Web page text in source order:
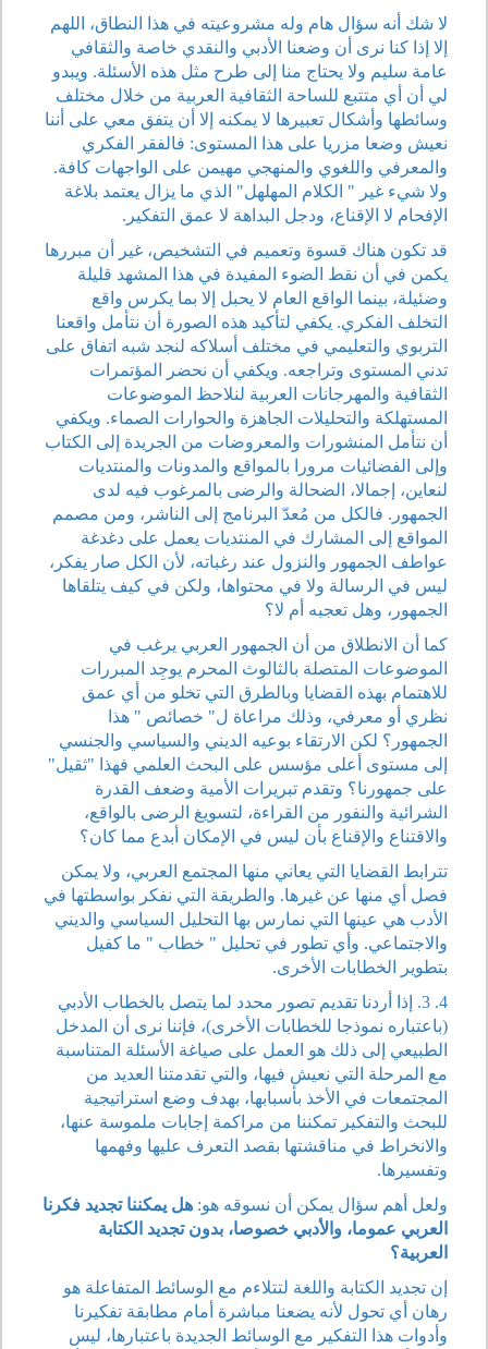
لا شك أنه سؤال هام وله مشروعيته في هذا النطاق، اللهم
إلا إذا كنا نرى أن وضعنا الأدبي والنقدي خاصة والثقافي
عامة سليم ولا يحتاج منا إلى طرح مثل هذه الأسئلة. ويبدو
لي أن أي متتبع للساحة الثقافية العربية من خلال مختلف
وسائطها وأشكال تعبيرها لا يمكنه إلا أن يتفق معي على أننا
نعيش وضعا مزريا على هذا المستوى: فالفقر الفكري
والمعرفي واللغوي والمنهجي مهيمن على الواجهات كافة.
ولا شيء غير " الكلام المهلهل" الذي ما يزال يعتمد بلاغة
الإفحام لا الإقناع، ودجل البداهة لا عمق التفكير.
قد تكون هناك قسوة وتعميم في التشخيص، غير أن مبررها
يكمن في أن نقط الضوء المفيدة في هذا المشهد قليلة
وضئيلة، بينما الواقع العام لا يحبل إلا بما يكرس واقع
التخلف الفكري. يكفي لتأكيد هذه الصورة أن نتأمل واقعنا
التربوي والتعليمي في مختلف أسلاكه لنجد شبه اتفاق على
تدني المستوى وتراجعه. ويكفي أن نحضر المؤتمرات
الثقافية والمهرجانات العربية لنلاحظ الموضوعات
المستهلكة والتحليلات الجاهزة والحوارات الصماء. ويكفي
أن نتأمل المنشورات والمعروضات من الجريدة إلى الكتاب
وإلى الفضائيات مرورا بالمواقع والمدونات والمنتديات
لنعاين، إجمالا، الضحالة والرضى بالمرغوب فيه لدى
الجمهور. فالكل من مُعدّ البرنامج إلى الناشر، ومن مصمم
المواقع إلى المشارك في المنتديات يعمل على دغدغة
عواطف الجمهور والنزول عند رغباته، لأن الكل صار يفكر،
ليس في الرسالة ولا في محتواها، ولكن في كيف يتلقاها
الجمهور، وهل تعجبه أم لا؟
كما أن الانطلاق من أن الجمهور العربي يرغب في
الموضوعات المتصلة بالثالوث المحرم يوجِد المبررات
للاهتمام بهذه القضايا وبالطرق التي تخلو من أي عمق
نظري أو معرفي، وذلك مراعاة ل" خصائص " هذا
الجمهور؟ لكن الارتقاء بوعيه الديني والسياسي والجنسي
إلى مستوى أعلى مؤسس على البحث العلمي فهذا "ثقيل"
على جمهورنا؟ وتقدم تبريرات الأمية وضعف القدرة
الشرائية والنفور من القراءة، لتسويغ الرضى بالواقع،
والاقتناع والإقناع بأن ليس في الإمكان أبدع مما كان؟
تترابط القضايا التي يعاني منها المجتمع العربي، ولا يمكن
فصل أي منها عن غيرها. والطريقة التي نفكر بواسطتها في
الأدب هي عينها التي نمارس بها التحليل السياسي والديني
والاجتماعي. وأي تطور في تحليل " خطاب " ما كفيل
بتطوير الخطابات الأخرى.
4. 3. إذا أردنا تقديم تصور محدد لما يتصل بالخطاب الأدبي
(باعتباره نموذجا للخطابات الأخرى)، فإننا نرى أن المدخل
الطبيعي إلى ذلك هو العمل على صياغة الأسئلة المتناسبة
مع المرحلة التي نعيش فيها، والتي تقدمتنا العديد من
المجتمعات في الأخذ بأسبابها، بهدف وضع استراتيجية
للبحث والتفكير تمكننا من مراكمة إجابات ملموسة عنها،
والانخراط في مناقشتها بقصد التعرف عليها وفهمها
وتفسيرها.
ولعل أهم سؤال يمكن أن نسوقه هو: هل يمكننا تجديد فكرنا
العربي عموما، والأدبي خصوصا، بدون تجديد الكتابة
العربية؟
إن تجديد الكتابة واللغة لتتلاءم مع الوسائط المتفاعلة هو
رهان أي تحول لأنه يضعنا مباشرة أمام مطابقة تفكيرنا
وأدوات هذا التفكير مع الوسائط الجديدة باعتبارها، ليس